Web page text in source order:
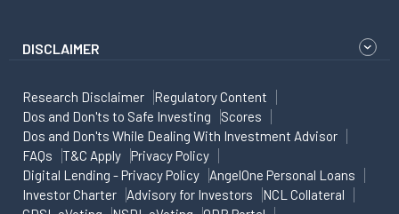
DISCLAIMER
Research Disclaimer
Regulatory Content
Dos and Don'ts to Safe Investing
Scores
Dos and Don'ts While Dealing With Investment Advisor
FAQs
T&C Apply
Privacy Policy
Digital Lending - Privacy Policy
AngelOne Personal Loans
Investor Charter
Advisory for Investors
NCL Collateral